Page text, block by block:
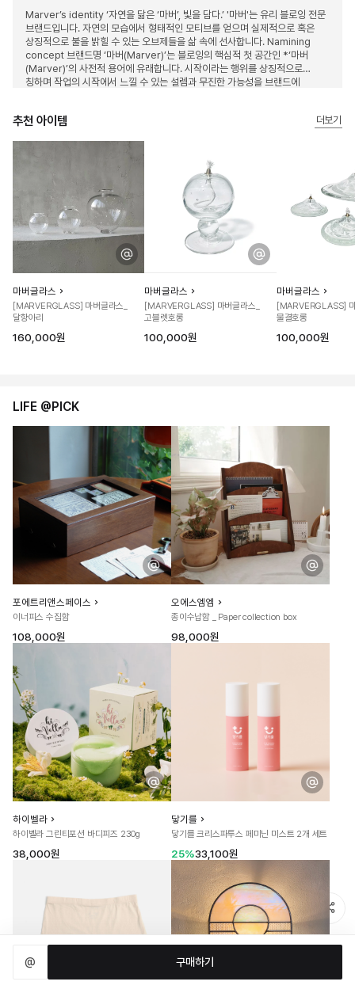
@ 구매하기
Marver’s identity ‘자연을 닮은 ‘마버’, 빛을 담다.’ '마버'는 유리 블로잉 전문
브랜드입니다. 자연의 모습에서 형태적인 모티브를 얻으며 실제적으로 혹은
상징적으로 불을 밝힐 수 있는 오브제들을 삶 속에 선사합니다. Namining
concept 브랜드명 ‘마버(Marver)’는 블로잉의 핵심적 첫 공간인 *‘마버
(Marver)’의 사전적 용어에 유래합니다. 시작이라는 행위를 상징적으로
칭하며 작업의 시작에서 느낄 수 있는 설렘과 무진한 가능성을 브랜드에
추천 아이템 더보기
마버글라스
[MARVERGLASS] 마버글라스_
달항아리
160,000원
마버글라스
[MARVERGLASS] 마버글라스_
고블렛호롱
100,000원
마버글라스
[MARVERGLASS]
물결호롱
100,000원
LIFE @PICK
포에트리앤스페이스
이너피스 수집함
108,000원
오에스엠엠
종이수납함 _ Paper collection box
98,000원
하이벨라
하이벨라 그린티포션 바디피즈 230g
38,000원
닿기를
닿기를 크리스파투스 페미닌 미스트 2개 세트
25%33,100원